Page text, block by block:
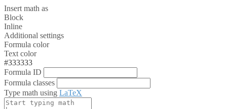
Insert math as
Block
Inline
Additional settings
Formula color
Text color
#333333
Formula ID
Formula classes
Type math using LaTeX